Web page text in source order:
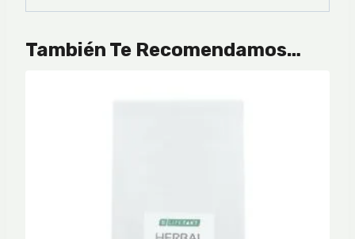
También Te Recomendamos…